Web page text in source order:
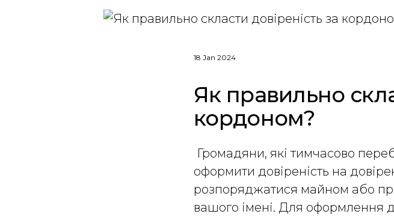
18 Jan 2024
Як правильно
кордоном?
Громадяни, які тимчасово
оформити довіреність на
розпоряджатися майном або
вашого імені. Для оформлення